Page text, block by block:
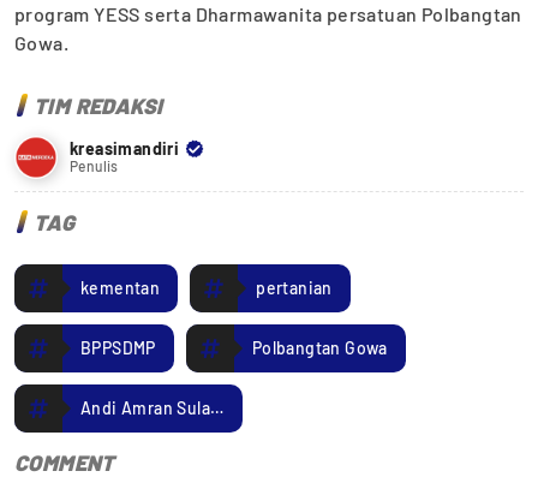
program YESS serta Dharmawanita persatuan Polbangtan
Gowa.
TIM REDAKSI
kreasimandiri
Penulis
TAG
kementan pertanian
BPPSDMP Polbangtan Gowa
Andi Amran Sulaiman
COMMENT